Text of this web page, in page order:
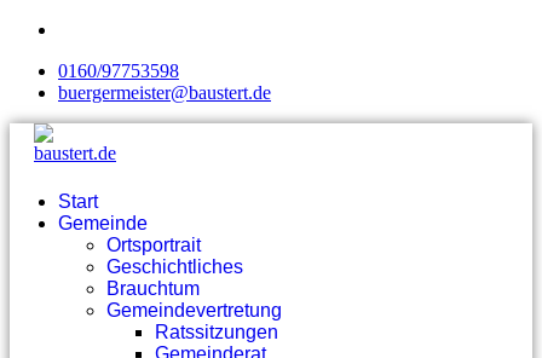
0160/97753598
buergermeister@baustert.de
Start
Gemeinde
Ortsportrait
Geschichtliches
Brauchtum
Gemeindevertretung
Ratssitzungen
Gemeinderat